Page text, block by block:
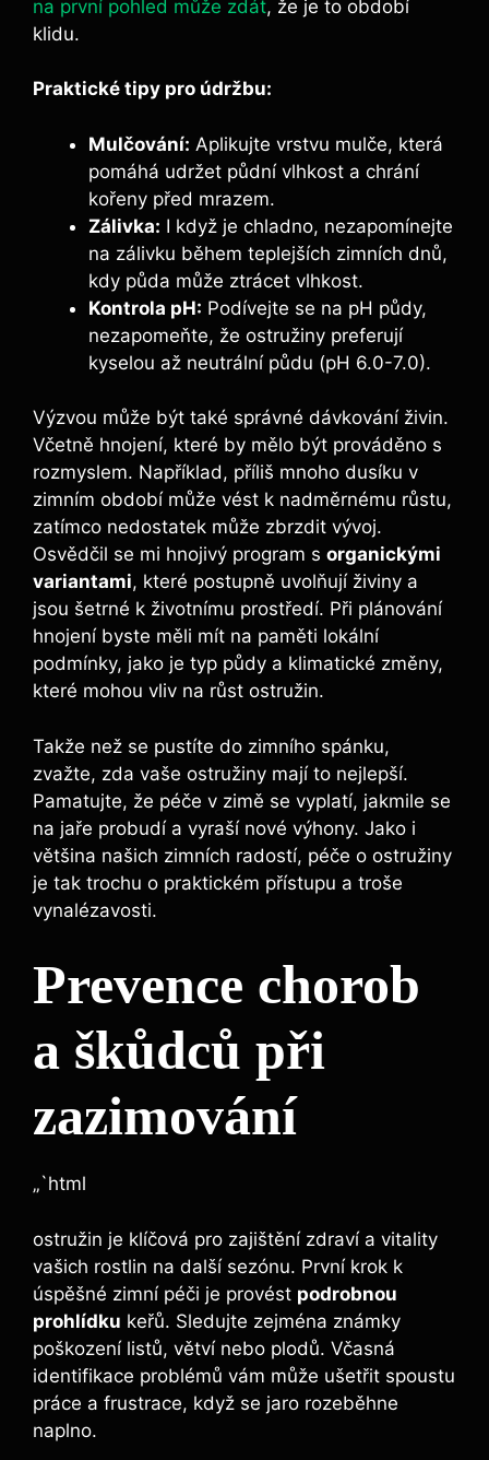
na první pohled může zdát, že je to období
klidu.
Praktické tipy pro údržbu:
Mulčování: Aplikujte vrstvu mulče, která
pomáhá udržet půdní vlhkost a chrání
kořeny před mrazem.
Zálivka: I když je chladno, nezapomínejte
na zálivku během teplejších zimních dnů,
kdy půda může ztrácet vlhkost.
Kontrola pH: Podívejte se na pH půdy,
nezapomeňte, že ostružiny preferují
kyselou až neutrální půdu (pH 6.0-7.0).
Výzvou může být také správné dávkování živin.
Včetně hnojení, které by mělo být prováděno s
rozmyslem. Například, příliš mnoho dusíku v
zimním období může vést k nadměrnému růstu,
zatímco nedostatek může zbrzdit vývoj.
Osvědčil se mi hnojivý program s organickými
variantami, které postupně uvolňují živiny a
jsou šetrné k životnímu prostředí. Při plánování
hnojení byste měli mít na paměti lokální
podmínky, jako je typ půdy a klimatické změny,
které mohou vliv na růst ostružin.
Takže než se pustíte do zimního spánku,
zvažte, zda vaše ostružiny mají to nejlepší.
Pamatujte, že péče v zimě se vyplatí, jakmile se
na jaře probudí a vyraší nové výhony. Jako i
většina našich zimních radostí, péče o ostružiny
je tak trochu o praktickém přístupu a troše
vynalézavosti.
Prevence chorob
a škůdců při
zazimování
„`html
ostružin je klíčová pro zajištění zdraví a vitality
vašich rostlin na další sezónu. První krok k
úspěšné zimní péči je provést podrobnou
prohlídku keřů. Sledujte zejména známky
poškození listů, větví nebo plodů. Včasná
identifikace problémů vám může ušetřit spoustu
práce a frustrace, když se jaro rozeběhne
naplno.